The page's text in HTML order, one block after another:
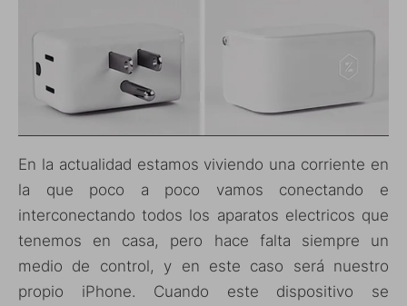
En la actualidad estamos viviendo una corriente en
la que poco a poco vamos conectando e
interconectando todos los aparatos electricos que
tenemos en casa, pero hace falta siempre un
medio de control, y en este caso será nuestro
propio iPhone. Cuando este dispositivo se